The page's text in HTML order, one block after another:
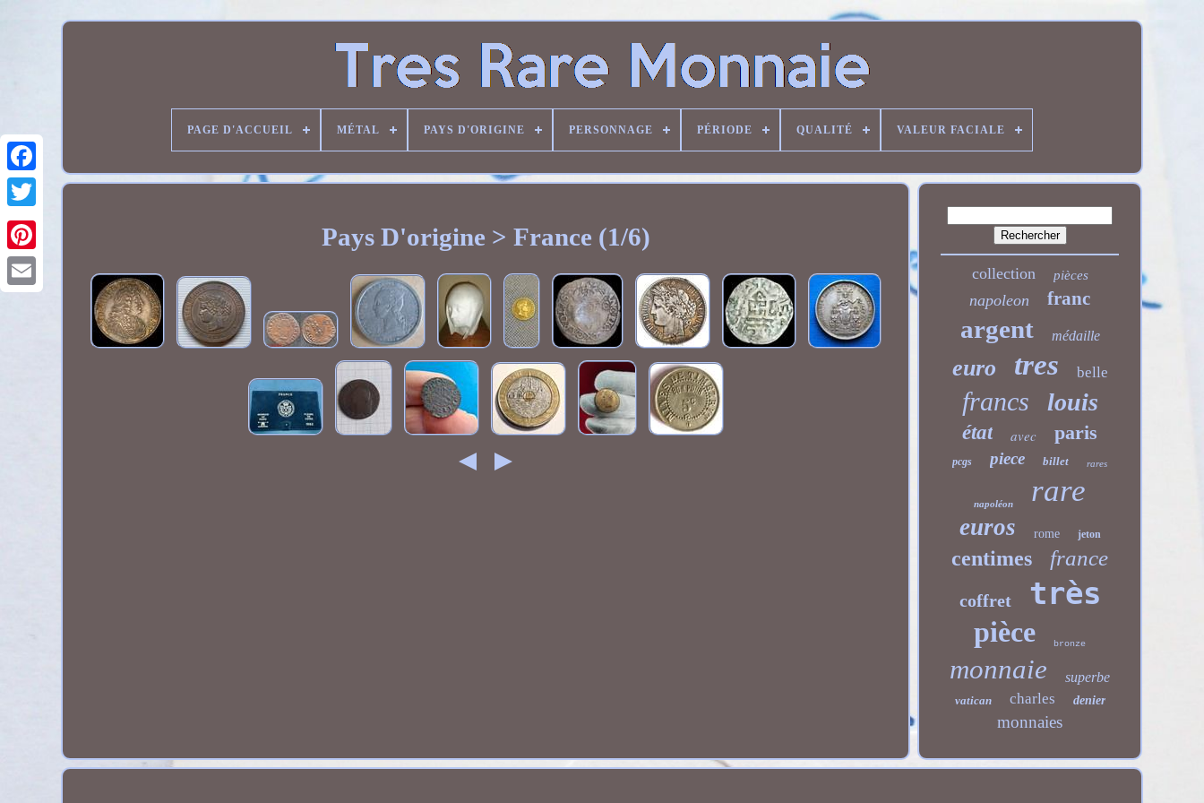
PAGE D'ACCUEIL MÉTAL PAYS D'ORIGINE PERSONNAGE PÉRIODE QUALITÉ VALEUR FACIALE
Pays D'origine > France (1/6)
collection pièces
napoleon franc
argent médaille
euro tres belle
francs louis
état avec paris
pcgs piece billet rares
napoléon rare
euros rome jeton
centimes france
coffret très
pièce bronze
monnaie superbe
vatican charles denier
monnaies